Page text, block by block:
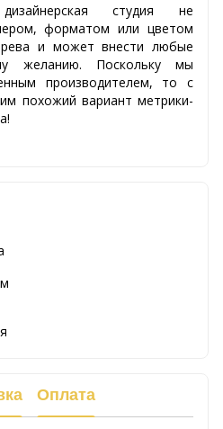
студия не
форматом или цветом
и может внести любые
желанию. Поскольку мы
производителем, то с
похожий вариант метрики-
Оплата